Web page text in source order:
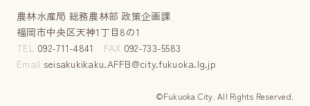
農林水産局 総務農林部 政策企画課
福岡市中央区天神1丁目8の1
TEL 092-711-4841 FAX 092-733-5583
Email seisakukikaku.AFFB@city.fukuoka.lg.jp
©Fukuoka City. AII Rights Reserved.